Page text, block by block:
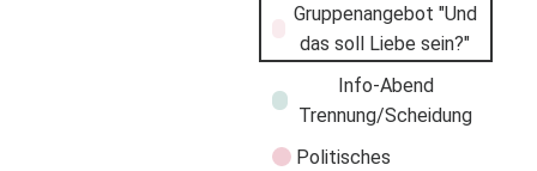
Gruppenangebot "Und
das soll Liebe sein?"
Info-Abend
Trennung/Scheidung
Politisches